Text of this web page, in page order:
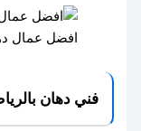
افضل عمال
فني دهان